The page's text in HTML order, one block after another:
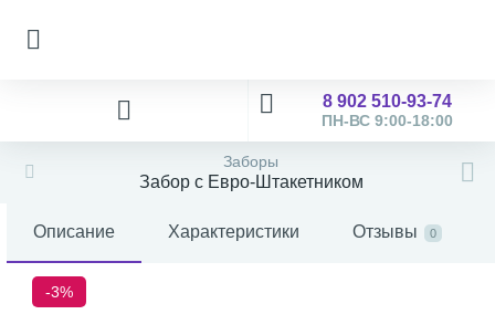
8 902 510-93-74
ПН-ВС 9:00-18:00
Заборы
Забор с Евро-Штакетником
Описание Характеристики Отзывы 0
-3%